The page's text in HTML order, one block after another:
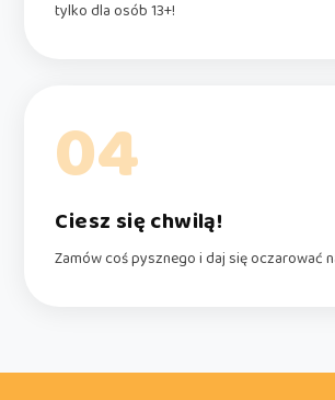
tylko dla osób 13+!
04
Ciesz się chwilą!
Zamów coś pysznego i daj się oczarować